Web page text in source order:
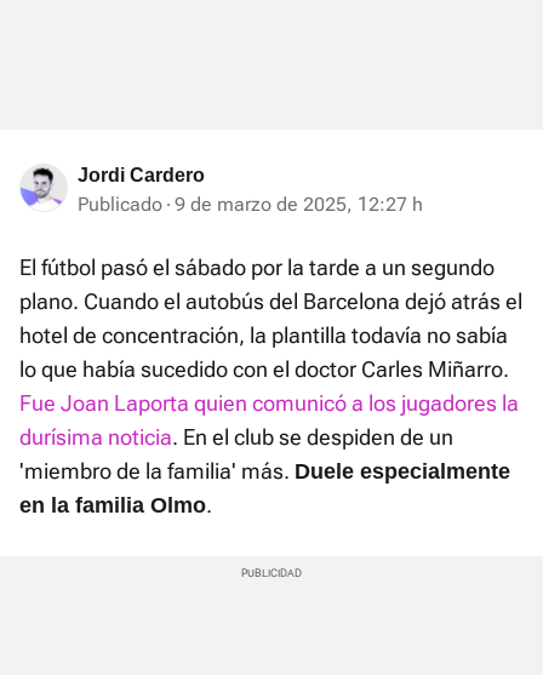
Jordi Cardero
Publicado 9 de marzo de 2025, 12:27 h
El fútbol pasó el sábado por la tarde a un segundo
plano. Cuando el autobús del Barcelona dejó atrás el
hotel de concentración, la plantilla todavía no sabía
lo que había sucedido con el doctor Carles Miñarro.
Fue Joan Laporta quien comunicó a los jugadores la
durísima noticia. En el club se despiden de un
'miembro de la familia' más. Duele especialmente
en la familia Olmo.